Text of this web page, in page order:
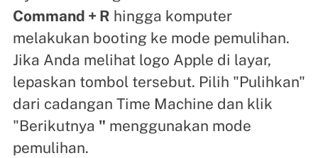
Command + R hingga komputer
melakukan booting ke mode pemulihan.
Jika Anda melihat logo Apple di layar,
lepaskan tombol tersebut. Pilih "Pulihkan"
dari cadangan Time Machine dan klik
"Berikutnya " menggunakan mode
pemulihan.